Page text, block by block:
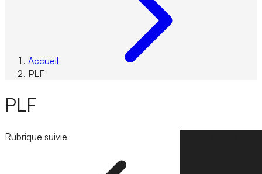
Accueil
PLF
PLF
Rubrique suivie